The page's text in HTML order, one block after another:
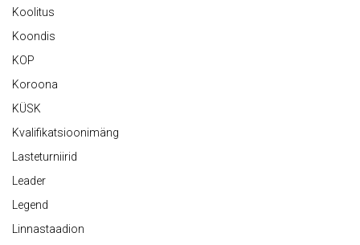
Koolitus
Koondis
KOP
Koroona
KÜSK
Kvalifikatsioonimäng
Lasteturniirid
Leader
Legend
Linnastaadion